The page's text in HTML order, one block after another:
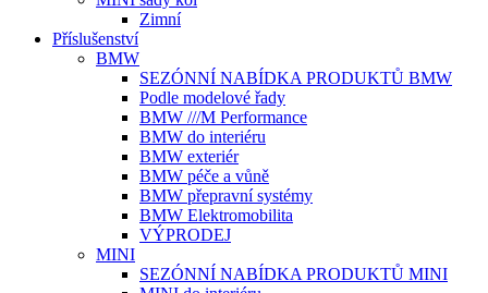
Zimní
Příslušenství
BMW
SEZÓNNÍ NABÍDKA PRODUKTŮ BMW
Podle modelové řady
BMW ///M Performance
BMW do interiéru
BMW exteriér
BMW péče a vůně
BMW přepravní systémy
BMW Elektromobilita
VÝPRODEJ
MINI
SEZÓNNÍ NABÍDKA PRODUKTŮ MINI